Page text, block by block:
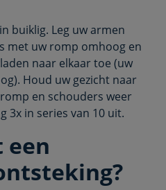
buiklig. Leg uw armen
met uw romp omhoog en
naar elkaar toe (uw
Houd uw gezicht naar
en schouders weer
3x in series van 10 uit.
een